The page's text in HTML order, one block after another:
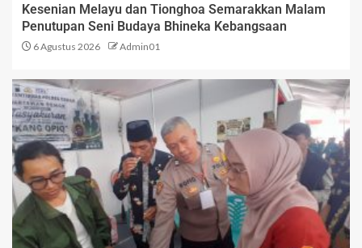
Kesenian Melayu dan Tionghoa Semarakkan Malam
Penutupan Seni Budaya Bhineka Kebangsaan
6 Agustus 2026 Admin01